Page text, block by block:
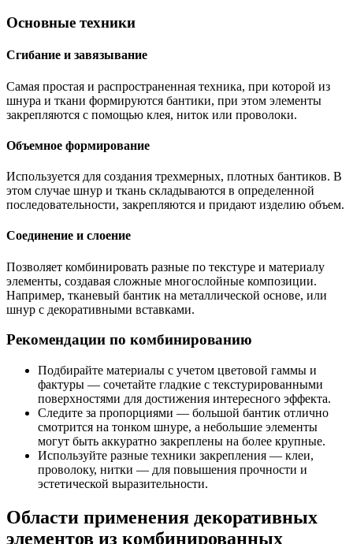
Основные техники
Сгибание и завязывание
Самая простая и распространенная техника, при которой из
шнура и ткани формируются бантики, при этом элементы
закрепляются с помощью клея, ниток или проволоки.
Объемное формирование
Используется для создания трехмерных, плотных бантиков. В
этом случае шнур и ткань складываются в определенной
последовательности, закрепляются и придают изделию объем.
Соединение и слоение
Позволяет комбинировать разные по текстуре и материалу
элементы, создавая сложные многослойные композиции.
Например, тканевый бантик на металлической основе, или
шнур с декоративными вставками.
Рекомендации по комбинированию
Подбирайте материалы с учетом цветовой гаммы и
фактуры — сочетайте гладкие с текстурированными
поверхностями для достижения интересного эффекта.
Следите за пропорциями — большой бантик отлично
смотрится на тонком шнуре, а небольшие элементы
могут быть аккуратно закреплены на более крупные.
Используйте разные техники закрепления — клеи,
проволоку, нитки — для повышения прочности и
эстетической выразительности.
Области применения декоративных
элементов из комбинированных